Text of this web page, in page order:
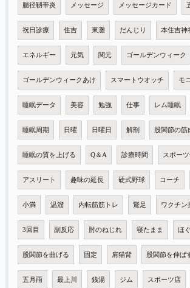
腸径靱帯炎 メッセージ メッセージカード
祝日診療 住吉 東灘 だんじり 本住吉神
エネルギー 元気 関元 ゴールデンウィーク
ゴールデンウィークあけ スマートウオッチ モ
睡眠データ 美容 勉強 仕事 レム睡眠
睡眠周期 日曜 日曜日 解剖 股関節の筋
睡眠の質を上げる Q＆A 診療時間 スポー
アスリート 趣味の延長 硬式野球 コーチ
小満 温溜 内転筋筋トレ 鵞足 ワクチン
3回目 副反応 肘のねじれ 寝たまま ほ
股関節を曲げる 固定 肩猫背 股関節を伸ば
五月雨 最上川 銭湯 ジム スポーツ店